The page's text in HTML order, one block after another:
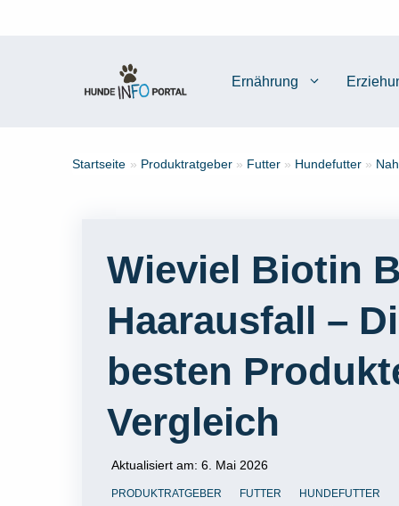
Ernährung
Startseite » Produktratgeber » Futter » Hundefutter »
Wieviel Biotin
Haarausfall –
besten
Vergleich
Aktualisiert am: 6. Mai 2026
PRODUKTRATGEBER FUTTER
HUNDEFUTTER